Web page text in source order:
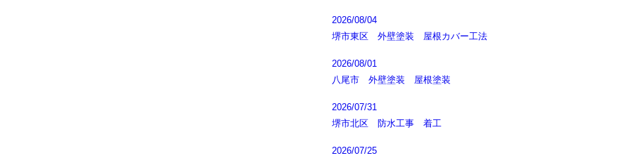
2026/08/04
堺市東区 外壁塗装 屋根カバー工法
2026/08/01
八尾市 外壁塗装 屋根塗装
2026/07/31
堺市北区 防水工事 着工
2026/07/25